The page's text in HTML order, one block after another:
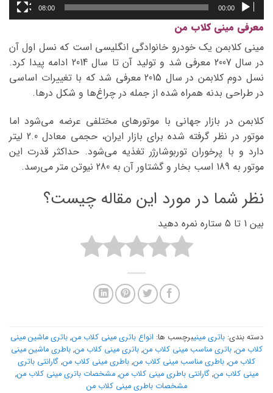
00:00
08:00
معرفی مینی کلاب من
مینی کلابمن یک خودرو خانوادگی انگلیسی است که نسل اول آن
در سال 2007 معرفی شد و تولید آن تا سال 2014 ادامه پیدا کرد.
نسل دوم کلابمن در سال 2015 معرفی شد که با تغییرات اساسی
در طراحی بدنه همراه شده از جمله در چراغ‌ها و شکل درها.
کلابمن در بازار جهانی با موتورهای مختلفی عرضه می‌شود اما
موتور در نظر گرفته شده برای بازار ایران، حجمی معادل 2.0 لیتر
دارد و با پرخوران توربوشارژر تغذیه می‌شود. حداکثر قدرت این
موتور به 189 اسب بخار و گشتاور آن به 280 نیوتن متر می‌رسد.
نظر شما در مورد این مقاله چیست؟
بین 1 تا 5 ستاره نمره دهید
دسته بندی:باتری مینیبرچسب ها: انواع باتری مینی کلاب من,باتری ماشین مینی
کلاب من,باتری مناسب مینی کلاب من,باتری مینی کلاب من,باطری ماشین مینی
کلاب من, باطری مناسب مینی کلاب من, باطری مینی کلاب من, گارانتی باتری
مینی کلاب من,گارانتی باطری مینی کلاب من,مشخصات باتری مینی کلاب من,
مشخصات باطری مینی کلاب من